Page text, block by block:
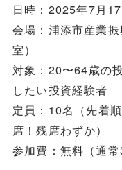
日時：2025年7月
会場：浦添市産業
室）
対象：20〜64歳の
したい投資経験者
定員：10名（先着
席！残席わずか）
参加費：無料（通常